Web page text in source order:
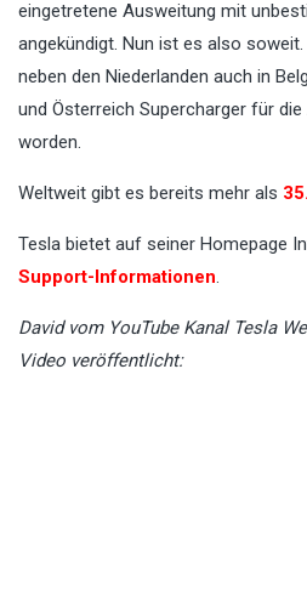
eingetretene Ausweitung mit
angekündigt. Nun ist es also
neben den Niederlanden auch in
und Österreich Supercharger für
worden.
Weltweit gibt es bereits mehr als
Tesla bietet auf seiner Homepage
Support-Informationen.
David vom YouTube Kanal Tesla
Video veröffentlicht: